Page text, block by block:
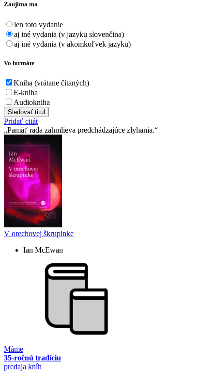
Zaujíma ma
len toto vydanie
aj iné vydania (v jazyku slovenčina)
aj iné vydania (v akomkoľvek jazyku)
Vo formáte
Kniha (vrátane čítaných)
E-kniha
Audiokniha
Sledovať titul
Pridať citát
Pamäť rada zahmlieva predchádzajúce zlyhania.
V orechovej škrupinke
Ian McEwan
Máme
35-ročnú tradíciu
predaja kníh